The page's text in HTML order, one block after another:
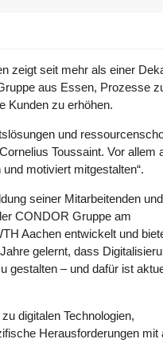
zeigt seit mehr als einer
aus Essen, Prozesse
Kunden zu erhöhen.
und
Toussaint. Vor allem
motiviert mitgestalten“.
seiner Mitarbeitenden und
CONDOR Gruppe am
Aachen entwickelt und
gelernt, dass
gestalten – und dafür ist
digitalen Technologien,
Herausforderungen mit